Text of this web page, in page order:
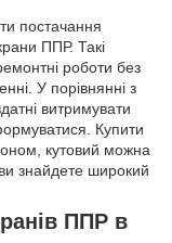
постачання
ППР. Такі
роботи без
У порівнянні з
витримувати
Купити
кутовий можна
знайдете широкий
ППР в